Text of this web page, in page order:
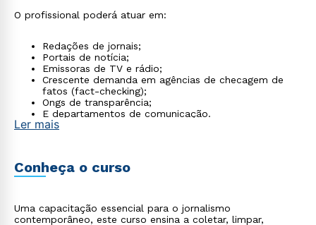
O profissional poderá atuar em:
Redações de jornais;
Portais de notícia;
Emissoras de TV e rádio;
Crescente demanda em agências de checagem de
fatos (fact-checking);
Ongs de transparência;
E departamentos de comunicação.
Ler mais
Conheça o curso
Uma capacitação essencial para o jornalismo
contemporâneo, este curso ensina a coletar, limpar,